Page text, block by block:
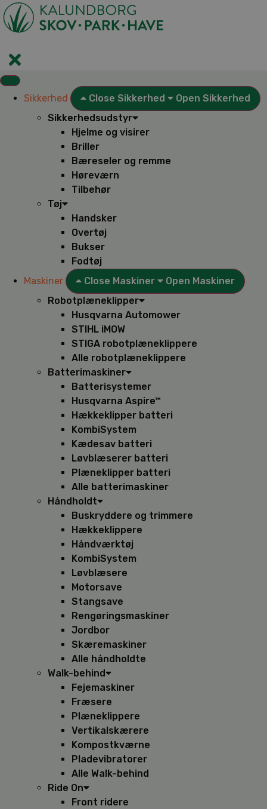
Videre
til
indhold
Sikkerhed Close Sikkerhed
Open Sikkerhed
Sikkerhedsudstyr
Hjelme og visirer
Briller
Bæreseler og remme
Høreværn
Tilbehør
Tøj
Handsker
Overtøj
Bukser
Fodtøj
Maskiner
Close Maskiner
Open Maskiner
Robotplæneklipper
Husqvarna Automower
STIHL iMOW
STIGA robotplæneklippere
Alle robotplæneklippere
Batterimaskiner
Batterisystemer
Husqvarna Aspire™
Hækkeklipper batteri
KombiSystem
Kædesav batteri
Løvblæserer batteri
Plæneklipper batteri
Alle batterimaskiner
Håndholdt
Buskryddere og trimmere
Hækkeklippere
Håndværktøj
KombiSystem
Løvblæsere
Motorsave
Stangsave
Rengøringsmaskiner
Jordbor
Skæremaskiner
Alle håndholdte
Walk-behind
Fejemaskiner
Fræsere
Plæneklippere
Vertikalskærere
Kompostkværne
Pladevibratorer
Alle Walk-behind
Ride On
Front ridere